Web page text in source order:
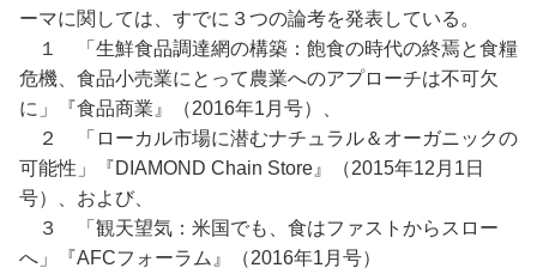
ーマに関しては、すでに３つの論考を発表している。
１ 「生鮮食品調達網の構築：飽食の時代の終焉と食糧
危機、食品小売業にとって農業へのアプローチは不可欠
に」『食品商業』（2016年1月号）、
２ 「ローカル市場に潜むナチュラル＆オーガニックの
可能性」『DIAMOND Chain Store』（2015年12月1日
号）、および、
３ 「観天望気：米国でも、食はファストからスロー
へ」『AFCフォーラム』（2016年1月号）